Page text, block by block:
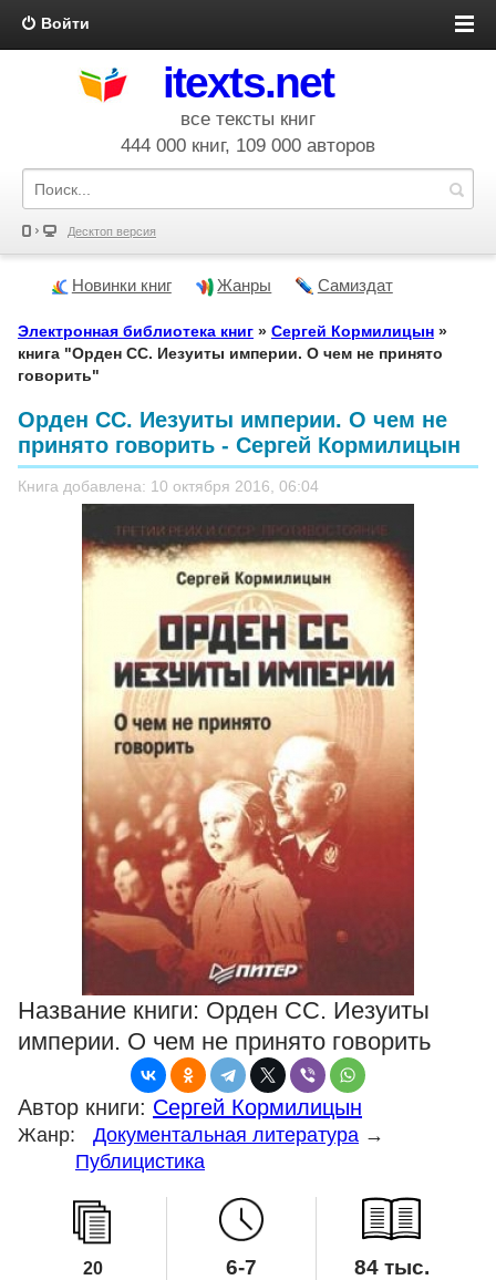
Войти
itexts.net
все тексты книг
444 000 книг, 109 000 авторов
Десктоп версия
Новинки книг Жанры Самиздат
Электронная библиотека книг » Сергей Кормилицын »
книга "Орден СС. Иезуиты империи. О чем не принято
говорить"
Орден СС. Иезуиты империи. О чем не
принято говорить - Сергей Кормилицын
Книга добавлена: 10 октября 2016, 06:04
Название книги: Орден СС. Иезуиты
империи. О чем не принято говорить
Автор книги: Сергей Кормилицын
Жанр: Документальная литература →
Публицистика
20
6-7 84 тыс.